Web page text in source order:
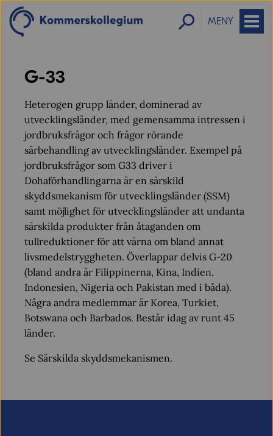
MENY
G-33
Heterogen grupp länder, dominerad av
utvecklingsländer, med gemensamma intressen i
jordbruksfrågor och frågor rörande
särbehandling av utvecklingsländer. Exempel på
jordbruksfrågor som G33 driver i
Dohaförhandlingarna är en särskild
skyddsmekanism för utvecklingsländer (SSM)
samt möjlighet för utvecklingsländer att undanta
särskilda produkter från åtaganden om
tullreduktioner för att värna om bland annat
livsmedelstryggheten. Överlappar delvis G-20
(bland andra är Filippinerna, Kina, Indien,
Indonesien, Nigeria och Pakistan med i båda).
Några andra medlemmar är Korea, Turkiet,
Botswana och Barbados. Består idag av runt 45
länder.
Se Särskilda skyddsmekanismen.